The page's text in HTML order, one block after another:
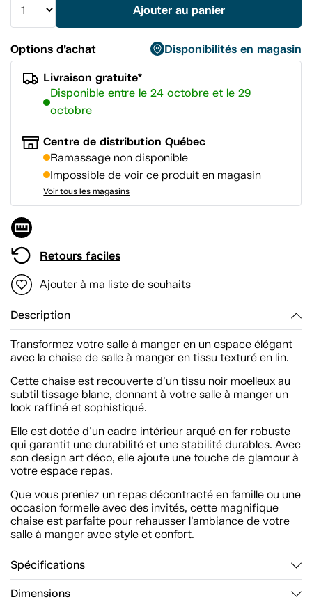
page.
Ajouter au panier
Options d’achat
Disponibilités en magasin
Livraison gratuite*
Disponible entre le 24 octobre et le 29
octobre
Centre de distribution Québec
Ramassage non disponible
Impossible de voir ce produit en magasin
Voir tous les magasins
Retours faciles
Ajouter à ma liste de souhaits
Description
Transformez votre salle à manger en un espace élégant
avec la chaise de salle à manger en tissu texturé en lin.
Cette chaise est recouverte d'un tissu noir moelleux au
subtil tissage blanc, donnant à votre salle à manger un
look raffiné et sophistiqué.
Elle est dotée d'un cadre intérieur arqué en fer robuste
qui garantit une durabilité et une stabilité durables. Avec
son design art déco, elle ajoute une touche de glamour à
votre espace repas.
Que vous preniez un repas décontracté en famille ou une
occasion formelle avec des invités, cette magnifique
chaise est parfaite pour rehausser l'ambiance de votre
salle à manger avec style et confort.
Spécifications
Dimensions